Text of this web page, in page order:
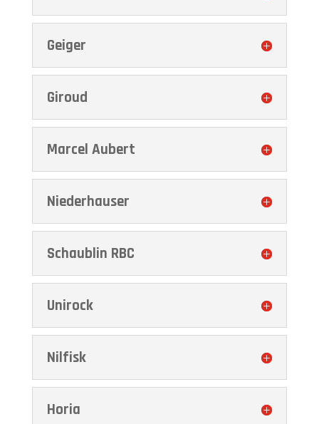
Geiger
Giroud
Marcel Aubert
Niederhauser
Schaublin RBC
Unirock
Nilfisk
Horia